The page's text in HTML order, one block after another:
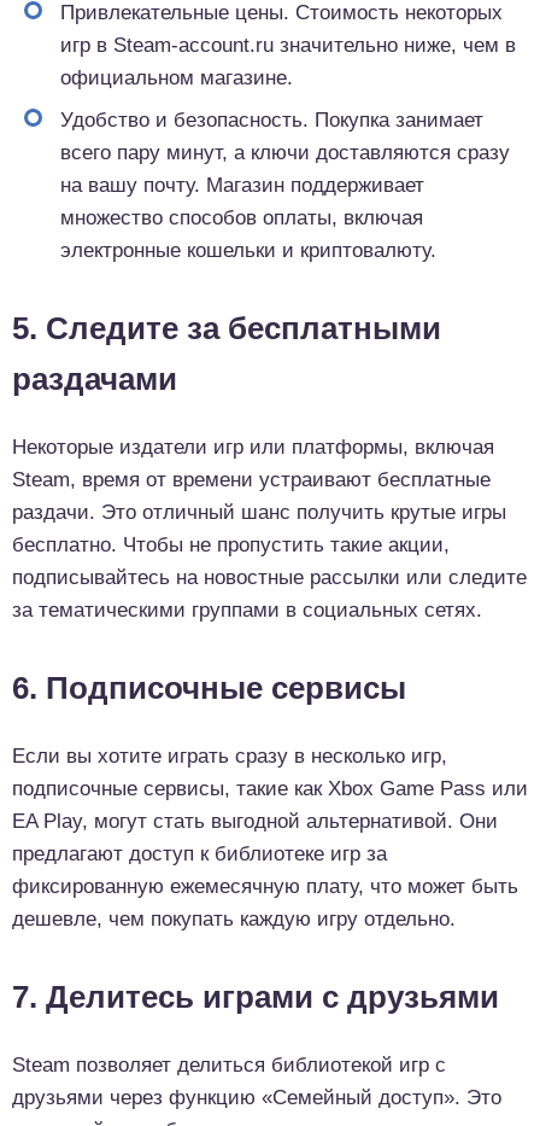
Привлекательные цены. Стоимость некоторых
игр в Steam-account.ru значительно ниже, чем в
официальном магазине.
Удобство и безопасность. Покупка занимает
всего пару минут, а ключи доставляются сразу
на вашу почту. Магазин поддерживает
множество способов оплаты, включая
электронные кошельки и криптовалюту.
5. Следите за бесплатными
раздачами
Некоторые издатели игр или платформы, включая
Steam, время от времени устраивают бесплатные
раздачи. Это отличный шанс получить крутые игры
бесплатно. Чтобы не пропустить такие акции,
подписывайтесь на новостные рассылки или следите
за тематическими группами в социальных сетях.
6. Подписочные сервисы
Если вы хотите играть сразу в несколько игр,
подписочные сервисы, такие как Xbox Game Pass или
EA Play, могут стать выгодной альтернативой. Они
предлагают доступ к библиотеке игр за
фиксированную ежемесячную плату, что может быть
дешевле, чем покупать каждую игру отдельно.
7. Делитесь играми с друзьями
Steam позволяет делиться библиотекой игр с
друзьями через функцию «Семейный доступ». Это